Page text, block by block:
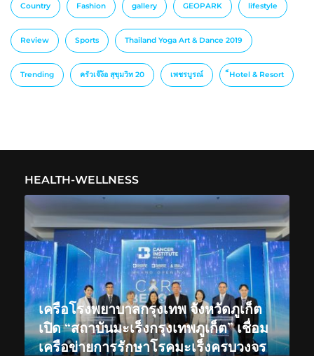
Country Fashion gallery GEOPARK lifestyle
Review Sports Thailand Yoga Art & Dance 2019
Trending ครัวเจ๊ง้อ สุขุมวิท 20 เพชรบูรณ์ ็Hotel & Resort
HEALTH-WELLNESS
เครือโรงพยาบาลกรุงเทพ จังหวัดภูเก็ต
เปิด “สถาบันมะเร็งกรุงเทพภูเก็ต” เชื่อม
เครือข่ายการรักษาโรคมะเร็งครบวงจร